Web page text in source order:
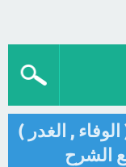
, الغدر )
الشرح